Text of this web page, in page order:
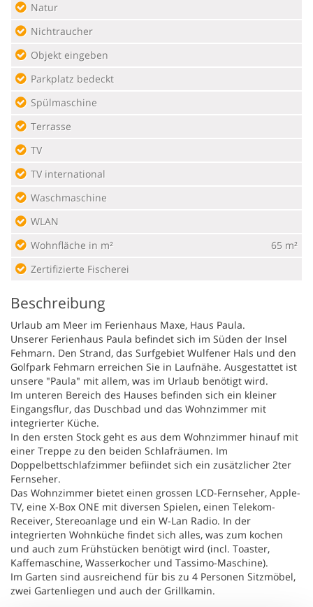
Natur
Nichtraucher
Objekt eingeben
Parkplatz bedeckt
Spülmaschine
Terrasse
TV
TV international
Waschmaschine
WLAN
Wohnfläche in m²
65 m²
Zertifizierte Fischerei
Beschreibung
Urlaub am Meer im Ferienhaus Maxe, Haus Paula.
Unserer Ferienhaus Paula befindet sich im Süden der Insel
Fehmarn. Den Strand, das Surfgebiet Wulfener Hals und den
Golfpark Fehmarn erreichen Sie in Laufnähe. Ausgestattet ist
unsere "Paula" mit allem, was im Urlaub benötigt wird.
Im unteren Bereich des Hauses befinden sich ein kleiner
Eingangsflur, das Duschbad und das Wohnzimmer mit
integrierter Küche.
In den ersten Stock geht es aus dem Wohnzimmer hinauf mit
einer Treppe zu den beiden Schlafräumen. Im
Doppelbettschlafzimmer befiindet sich ein zusätzlicher 2ter
Fernseher.
Das Wohnzimmer bietet einen grossen LCD-Fernseher, Apple-
TV, eine X-Box ONE mit diversen Spielen, einen Telekom-
Receiver, Stereoanlage und ein W-Lan Radio. In der
integrierten Wohnküche findet sich alles, was zum kochen
und auch zum Frühstücken benötigt wird (incl. Toaster,
Kaffemaschine, Wasserkocher und Tassimo-Maschine).
Im Garten sind ausreichend für bis zu 4 Personen Sitzmöbel,
zwei Gartenliegen und auch der Grillkamin.